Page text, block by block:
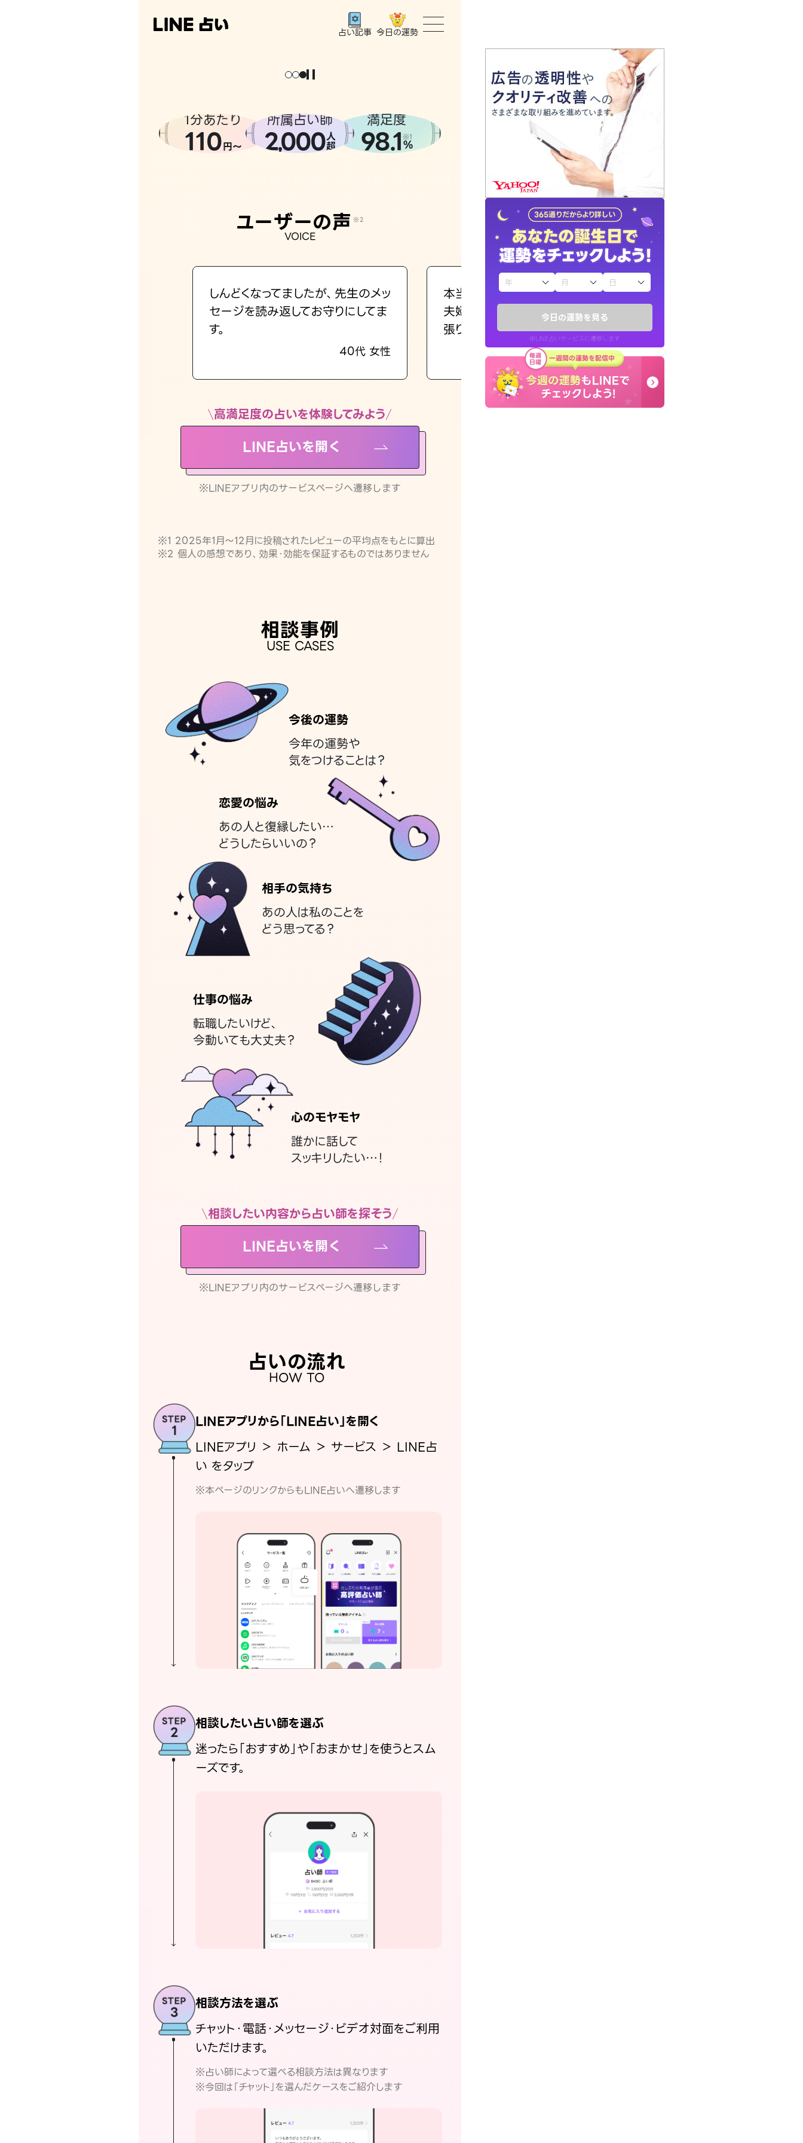
今日の運勢を見る
※LINE占いサービスに遷移します
占い記事 今日の運勢
トップ
ユーザーの声
占いの流れ
おすすめの占い師
よくある質問
えもじの子（占）12星座占い
お知らせ
1分あたり
110円〜
所属占い師
2,000人
超
満足度
98.1 ※1
%
ユーザーの声 ※2
VOICE
しんどくなってましたが、先生のメッ
セージを読み返してお守りにしてま
す。
40代 女性
本当に相談してよかったです。今は
夫婦で乗り越える時期ですね。頑
張ります！
30代 女性
高満足度の占いを体験してみよう
LINE占いを開く
※LINEアプリ内のサービスページへ遷移します
※1 2025年1月〜12月に投稿されたレビューの平均点をもとに算出
※2 個人の感想であり、効果・効能を保証するものではありません
相談事例
USE CASES
今後の運勢
今年の運勢や
気をつけることは？
恋愛の悩み
あの人と復縁したい…
どうしたらいいの？
相手の気持ち
あの人は私のことを
どう思ってる？
仕事の悩み
転職したいけど、
今動いても大丈夫？
心のモヤモヤ
誰かに話して
スッキリしたい…！
相談したい内容から占い師を探そう
LINE占いを開く
※LINEアプリ内のサービスページへ遷移します
占いの流れ
HOW TO
LINEアプリから「LINE占い」を開く
LINEアプリ ＞ ホーム ＞ サービス ＞ LINE占
い をタップ
※本ページのリンクからもLINE占いへ遷移します
相談したい占い師を選ぶ
迷ったら「おすすめ」や「おまかせ」を使うとスム
ーズです。
相談方法を選ぶ
チャット・電話・メッセージ・ビデオ対面をご利用
いただけます。
※占い師によって選べる相談方法は異なります
※今回は「チャット」を選んだケースをご紹介します